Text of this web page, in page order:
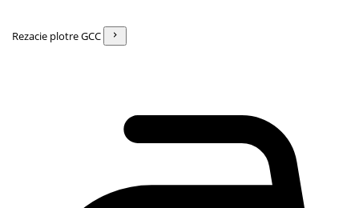
Rezacie plotre GCC